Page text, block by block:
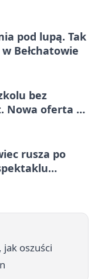
pod lupą. Tak
Bełchatowie
bez
Nowa oferta w
rusza po
jak oszuści